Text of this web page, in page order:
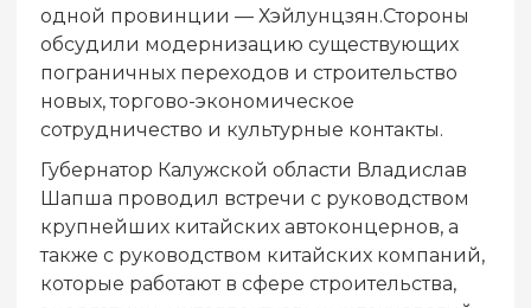
одной провинции — Хэйлунцзян.Стороны
обсудили модернизацию существующих
пограничных переходов и строительство
новых, торгово-экономическое
сотрудничество и культурные контакты.
Губернатор Калужской области Владислав
Шапша проводил встречи с руководством
крупнейших китайских автоконцернов, а
также с руководством китайских компаний,
которые работают в сфере строительства,